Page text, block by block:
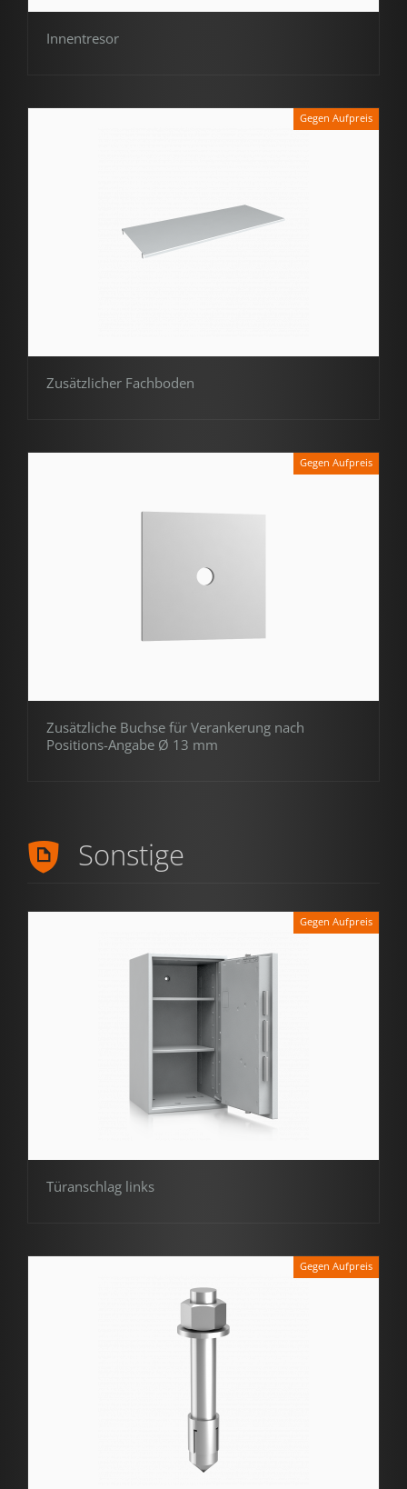
Innentresor
Gegen Aufpreis
Zusätzlicher Fachboden
Gegen Aufpreis
Zusätzliche Buchse für Verankerung nach
Positions-Angabe Ø 13 mm
Sonstige
Gegen Aufpreis
Türanschlag links
Gegen Aufpreis